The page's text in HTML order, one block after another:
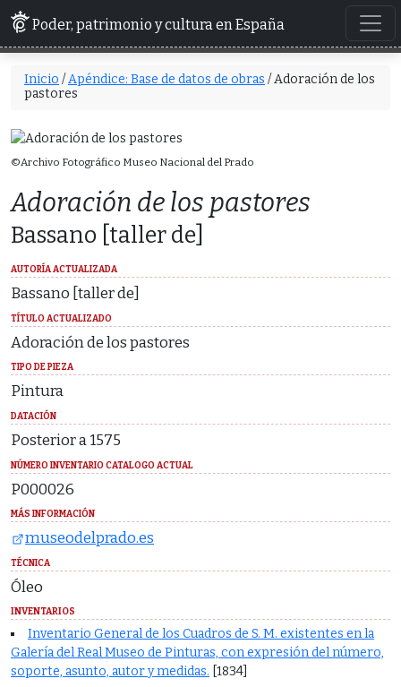
Poder, patrimonio y cultura en España
Inicio /Apéndice: Base de datos de obras / Adoración de los
pastores
Adoración de los pastores
Bassano [taller de]
AUTORÍA ACTUALIZADA
Bassano [taller de]
TÍTULO ACTUALIZADO
Adoración de los pastores
TIPO DE PIEZA
Pintura
DATACIÓN
Posterior a 1575
NÚMERO INVENTARIO CATALOGO ACTUAL
P000026
MÁS INFORMACIÓN
museodelprado.es
TÉCNICA
Óleo
INVENTARIOS
Inventario General de los Cuadros de S. M. existentes en la
Galería del Real Museo de Pinturas, con expresión del número,
soporte, asunto, autor y medidas. [1834]
©Archivo Fotográfico Museo Nacional del Prado